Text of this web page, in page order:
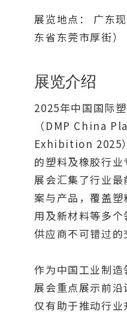
展览地点： 广东
东省东莞市厚街）
展览介绍
2025年中国国际
（DMP China
Exhibition 2025
的塑料及橡胶行
展会汇集了行业
案与产品，覆盖
用及新材料等多
供应商不可错过的
作为中国工业制造
展会重点展示前
仅有助于推动行